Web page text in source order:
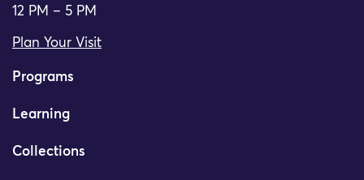
12 PM – 5 PM
Plan Your Visit
Programs
Learning
Collections